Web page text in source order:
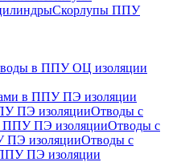
Скорлупы ППУ
в ППУ ОЦ изоляции
в ППУ ПЭ изоляции
ПЭ изоляцииОтводы с
ППУ ПЭ изоляцииОтводы с
ПЭ изоляцииОтводы с
ПЭ изоляции